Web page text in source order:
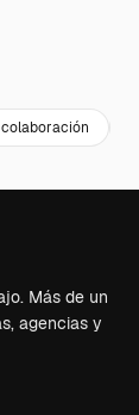
colaboración
Más de un
agencias y